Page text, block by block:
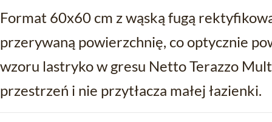
Format 60x60 cm z wąską fugą
przerywaną powierzchnię, co optycznie
wzoru lastryko w gresu Netto Terazzo
przestrzeń i nie przytłacza małej łazienki.